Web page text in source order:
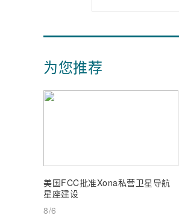
为您推荐
美国FCC批准Xona私营卫星导航
星座建设
8/6